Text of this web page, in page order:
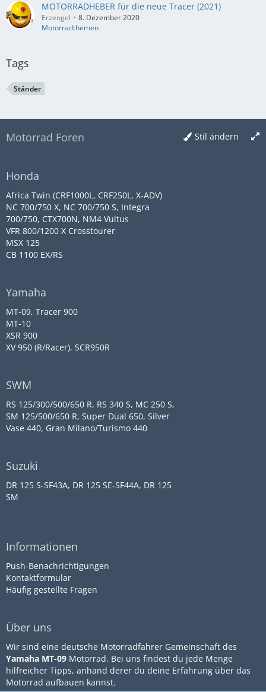
MOTORRADHEBER für die neue Tracer (2021)
Erzengel
8. Dezember 2020
Motorradthemen
Tags
Ständer
Stil ändern
Motorrad Foren
Honda
Africa Twin (CRF1000L, CRF250L, X-ADV)
NC 700/750 X, NC 700/750 S, Integra
700/750, CTX700N, NM4 Vultus
VFR 800/1200 X Crosstourer
MSX 125
CB 1100 EX/RS
Yamaha
MT-09, Tracer 900
MT-10
XSR 900
XV 950 (R/Racer), SCR950R
SWM
RS 125/300/500/650 R, RS 340 S, MC 250 S,
SM 125/500/650 R, Super Dual 650, Silver
Vase 440, Gran Milano/Turismo 440
Suzuki
DR 125 S-SF43A, DR 125 SE-SF44A, DR 125
SM
Informationen
Push-Benachrichtigungen
Kontaktformular
Häufig gestellte Fragen
Über uns
Wir sind eine deutsche Motorradfahrer Gemeinschaft des
Yamaha MT-09 Motorrad. Bei uns findest du jede Menge
hilfreicher Tipps, anhand derer du deine Erfahrung über das
Motorrad aufbauen kannst.